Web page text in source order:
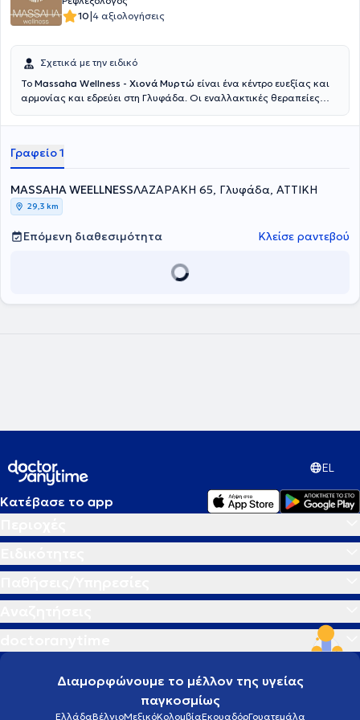
10|4 αξιολογήσεις
Σχετικά με την ειδικό
Το Massaha Wellness - Χιονά Μυρτώ είναι ένα κέντρο ευεξίας και
αρμονίας και εδρεύει στη Γλυφάδα. Οι εναλλακτικές θεραπείες
αντιμετωπίσει αρκετούς τραυματισμούς που είχε ως αθλήτρια και
από το Τμήμα Νοσηλευτικής του Τεχνολογικού Εκπαιδευτικού
Ιδρύματος Αθηνών, αποφάσισε το 2010 να στραφεί στη
Ρεφλεξολογία στην Σχολή Natural Health Science. Έπειτα
εμπλούτισε τις σπουδές της με αθλητική μάλαξη, rejuvance,
ηλεκτροβελονισμό, ιδιαίτερες ανατολικές θεραπείες κ.α. Η
ανακάλυψη νέων μεθόδων και θεραπευτικών τεχνικών.
Γραφείο 1
MASSAHA WEELLNESSΛΑΖΑΡΑΚΗ 65, Γλυφάδα, ΑΤΤΙΚΗ
29,3 km
Επόμενη διαθεσιμότητα Κλείσε ραντεβού
EL
Κατέβασε το app
Διαμορφώνουμε το μέλλον της υγείας
παγκοσμίως
ΕλλάδαΒέλγιοΜεξικόΚολομβίαΕκουαδόρΓουατεμάλα